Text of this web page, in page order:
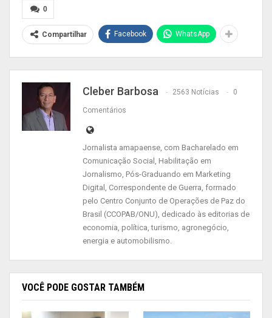
e segurança pública. Dessa vez, foram testados
200 funcionários do Hospital da Criança e do
Adolescente (HCA) e do Pronto Atendimento
Infantil (PAI).
Os profissionais que atestaram positivo foram
afastados de imediato e serão acompanhados
por uma equipe psicossocial do HCA e do Centro
As famílias desses funcionários foram para o
cadastro da SVS e vão receber visita em
domicílio da equipe de saúde do órgão, para
monitorar a propagação do vírus e evitar a
(Hcal) receberão a testagem. As Unidades de
Pronto Atendimento (UPA’s) e Unidades Básicas
0
Compartilhar Facebook WhatsApp
Cleber Barbosa 2563 Notícias 0
Comentários
Jornalista amapaense, com Bacharelado em
Comunicação Social, Habilitação em
Jornalismo, Pós-Graduando em Marketing
Digital, Correspondente de Guerra, formado
pelo Centro Conjunto de Operações de Paz do
Brasil (CCOPAB/ONU), dedicado às editorias de
economia, política, turismo, agronegócio,
energia e automobilismo.
VOCÊ PODE GOSTAR TAMBÉM